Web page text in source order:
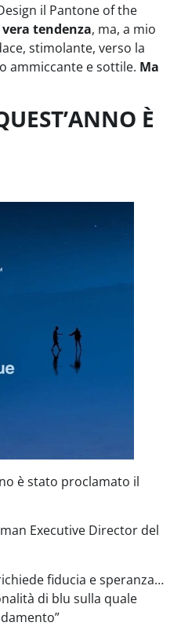
il Pantone of the
tendenza, ma, a mio
stimolante, verso la
ammiccante e sottile. Ma
È
è stato proclamato il
Executive Director del
fiducia e speranza…
di blu sulla quale